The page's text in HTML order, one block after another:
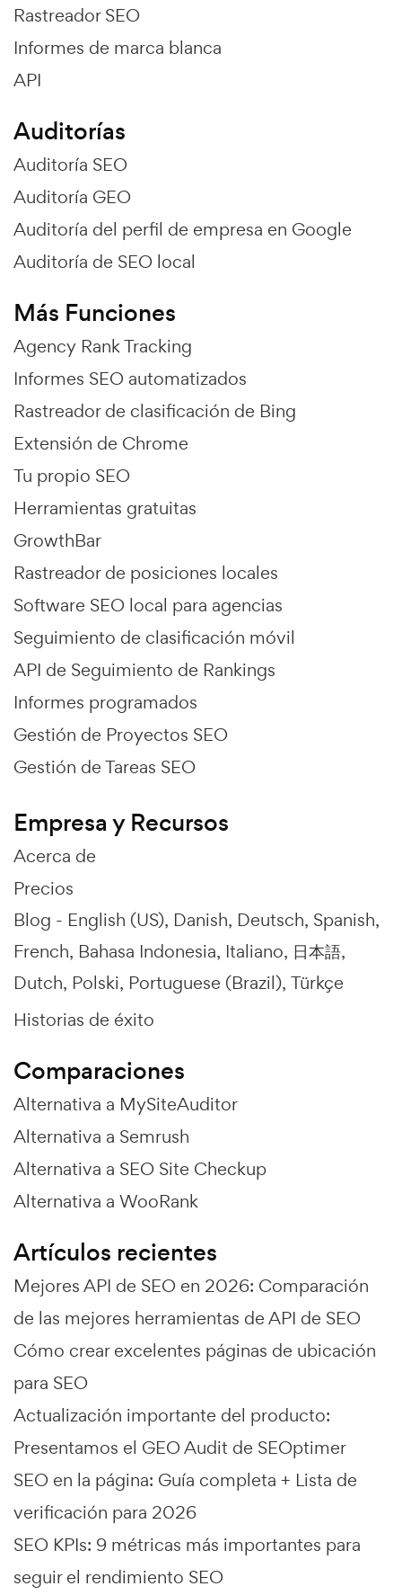
Rastreador SEO
Informes de marca blanca
API
Auditorías
Auditoría SEO
Auditoría GEO
Auditoría del perfil de empresa en Google
Auditoría de SEO local
Más Funciones
Agency Rank Tracking
Informes SEO automatizados
Rastreador de clasificación de Bing
Extensión de Chrome
Tu propio SEO
Herramientas gratuitas
GrowthBar
Rastreador de posiciones locales
Software SEO local para agencias
Seguimiento de clasificación móvil
API de Seguimiento de Rankings
Informes programados
Gestión de Proyectos SEO
Gestión de Tareas SEO
Empresa y Recursos
Acerca de
Precios
Blog - English (US) Danish Deutsch Spanish
French Bahasa Indonesia Italiano 日本語
Dutch Polski Portuguese (Brazil) Türkçe
Historias de éxito
Comparaciones
Alternativa a MySiteAuditor
Alternativa a Semrush
Alternativa a SEO Site Checkup
Alternativa a WooRank
Artículos recientes
Mejores API de SEO en 2026: Comparación
de las mejores herramientas de API de SEO
Cómo crear excelentes páginas de ubicación
para SEO
Actualización importante del producto:
Presentamos el GEO Audit de SEOptimer
SEO en la página: Guía completa + Lista de
verificación para 2026
SEO KPIs: 9 métricas más importantes para
seguir el rendimiento SEO